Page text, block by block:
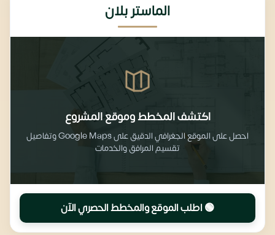
الماستر بلان
اكتشف المخطط وموقع المشروع
احصل على الموقع الجغرافي الدقيق على Google Maps وتفاصيل
تقسيم المرافق والخدمات
🟢 اطلب الموقع والمخطط الحصري الآن